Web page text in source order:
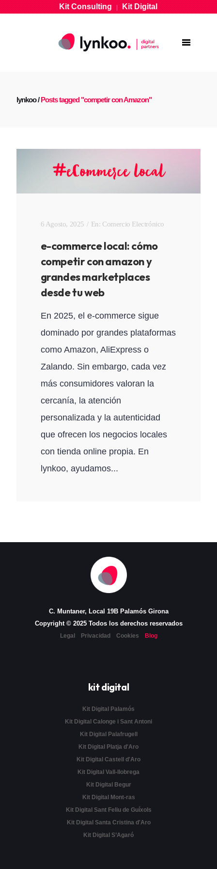
Kit Consulting|Kit Digital
lynkoo/Posts tagged "competir con Amazon"
6 Agosto, 2025 En: Comercio Electrónico
e-commerce local: cómo
competir con amazon y
grandes marketplaces
desde tu web
En 2025, el e-commerce sigue
dominado por grandes plataformas
como Amazon, AliExpress o
Zalando. Sin embargo, cada vez
más consumidores valoran la
cercanía, la atención
personalizada y la autenticidad
que ofrecen los negocios locales
con tienda online propia. En
lynkoo, ayudamos...
C. Muntaner, Local 19B Palamós Girona
Copyright © 2025 Todos los derechos reservados
Legal Privacidad Cookies Blog
kit digital
Kit Digital Palamós
Kit Digital Calonge i Sant Antoni
Kit Digital Palafrugell
Kit Digital Platja d'Aro
Kit Digital Castell d'Aro
Kit Digital Vall-llobrega
Kit Digital Begur
Kit Digital Mont-ras
Kit Digital Sant Feliu de Guíxols
Kit Digital Santa Cristina d'Aro
Kit Digital S’Agaró